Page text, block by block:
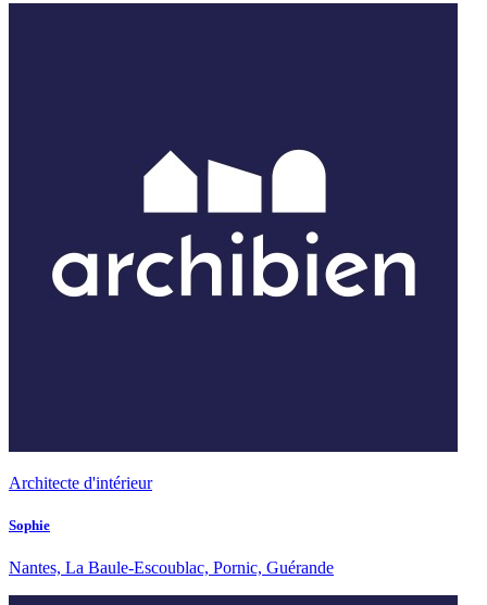
Architecte d'intérieur
Sophie
Nantes, La Baule-Escoublac, Pornic, Guérande